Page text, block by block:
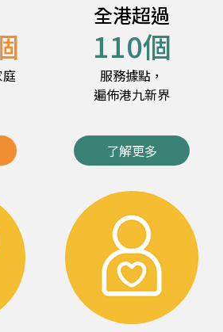
全港超過
110個
服務據點，
遍佈港九新界
了解更多